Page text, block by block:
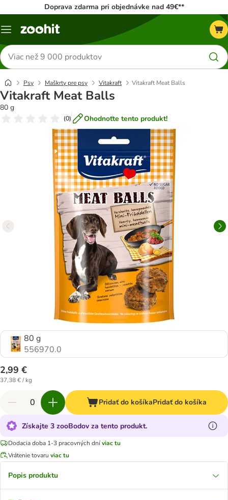
Doprava zdarma pri objednávke nad 49€**
Kategórie
Hľadať
produkty
Psy Maškrty pre psy Vitakraft Vitakraft Meat Balls
Vitakraft Meat Balls
80 g
(0) Ohodnoťte tento produkt!
80 g
556970.0
2,99 €
37,38 € / kg
Pridať do košíkaPridať do košíka
Získajte 3 zooBodov za tento produkt.
Dodacia doba 1-3 pracovných dníviac tu
Vrátenie tovaru viac tu
Popis produktu